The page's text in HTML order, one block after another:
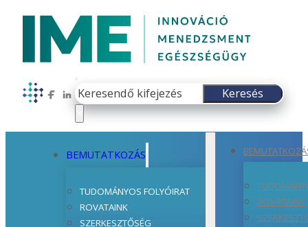
Follow us on Facebook
Follow us on LinkedIn
Keresés
Keresés
BEMUTATKOZÁS
TUDOMÁNYOS FOLYÓIRAT
ROVATAINK
SZERKESZTŐSÉG
ROVATAINK